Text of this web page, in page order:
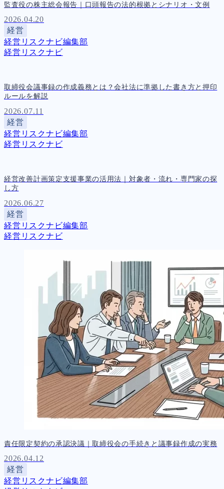
監査役の株主総会報告｜口頭報告の法的根拠とシナリオ・文例
2026.04.20
経営
経営リスクナビ編集部
経営リスクナビ
取締役会議事録の作成義務とは？会社法に準拠した書き方と押印
ルールを解説
2026.07.11
経営
経営リスクナビ編集部
経営リスクナビ
経営改善計画策定支援事業の活用法｜対象者・流れ・専門家の探
し方
2026.06.27
経営
経営リスクナビ編集部
経営リスクナビ
責任限定契約の承認決議｜取締役会の手続きと議事録作成の実務
2026.04.12
経営
経営リスクナビ編集部